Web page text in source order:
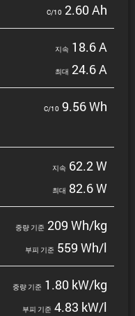
C/10 2.60 Ah
지속 18.6 A
최대 24.6 A
C/10 9.56 Wh
지속 62.2 W
최대 82.6 W
중량 기준 209 Wh/kg
부피 기준 559 Wh/l
중량 기준 1.80 kW/kg
부피 기준 4.83 kW/l